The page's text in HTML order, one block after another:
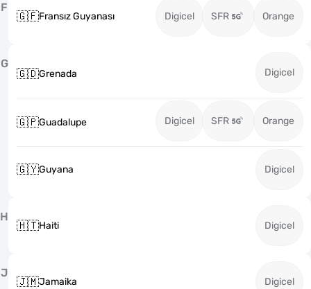
F
🇬🇫Fransız Guyanası Digicel SFR Orange
G
🇬🇩Grenada Digicel
🇬🇵Guadalupe Digicel SFR Orange
🇬🇾Guyana Digicel
H
🇭🇹Haiti Digicel
J
🇯🇲Jamaika Digicel